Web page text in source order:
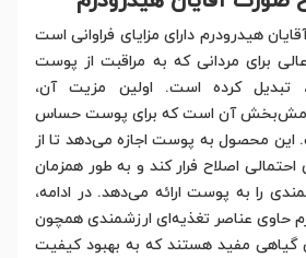
هیدرودرم دارای مزایای فراوانی است
برای مردانی که به مراقبت از پوست
تبدیل کرده است. اولین مزیت آن،
آن است که برای پوست حساس
محصول به پوست اجازه می‌دهد تا از
اصلاح فرار کند و به طور همزمان
را به پوست ارائه می‌دهد. در ادامه،
حاوی عناصر تغذیه‌ای ارزشمندی همچون
گیاهی مفید هستند که به بهبود کیفیت